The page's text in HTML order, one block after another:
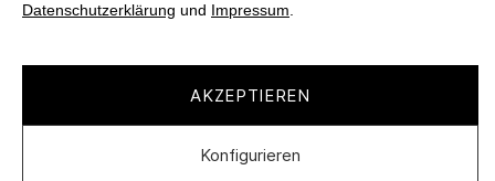
Datenschutzerklärung und Impressum.
AKZEPTIEREN
Konfigurieren